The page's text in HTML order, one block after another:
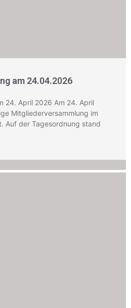
am 24.04.2026
24. April 2026 Am 24. April
Mitgliederversammlung im
Auf der Tagesordnung stand